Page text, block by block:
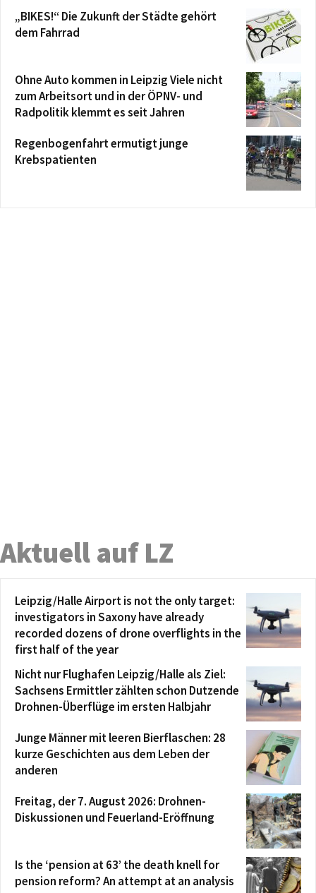
„BIKES!“ Die Zukunft der Städte gehört
dem Fahrrad
Ohne Auto kommen in Leipzig Viele nicht
zum Arbeitsort und in der ÖPNV- und
Radpolitik klemmt es seit Jahren
Regenbogenfahrt ermutigt junge
Krebspatienten
Aktuell auf LZ
Leipzig/Halle Airport is not the only target:
investigators in Saxony have already
recorded dozens of drone overflights in the
first half of the year
Nicht nur Flughafen Leipzig/Halle als Ziel:
Sachsens Ermittler zählten schon Dutzende
Drohnen-Überflüge im ersten Halbjahr
Junge Männer mit leeren Bierflaschen: 28
kurze Geschichten aus dem Leben der
anderen
Freitag, der 7. August 2026: Drohnen-
Diskussionen und Feuerland-Eröffnung
Is the ‘pension at 63’ the death knell for
pension reform? An attempt at an analysis